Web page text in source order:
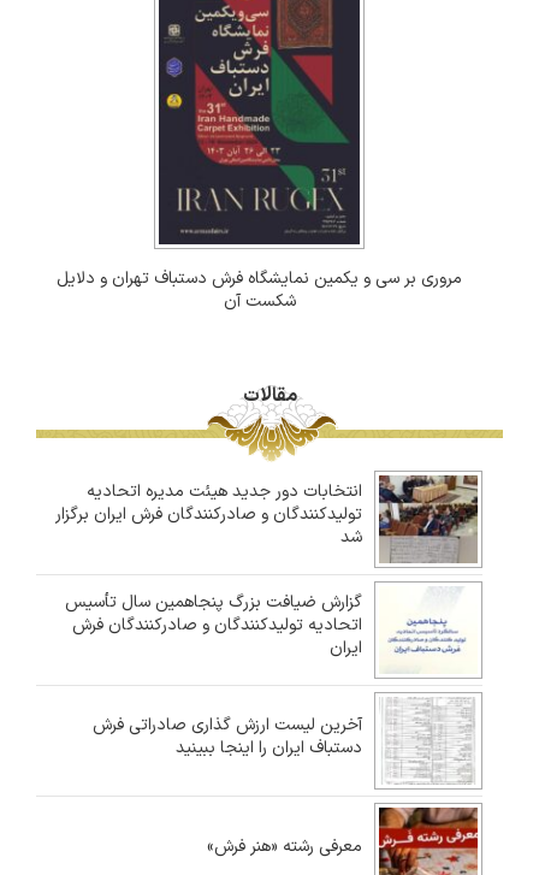
مروری بر سی و یکمین نمایشگاه فرش دستباف تهران و دلایل
شکست آن
مقالات
انتخابات دور جدید هیئت مدیره اتحادیه
تولیدکنندگان و صادرکنندگان فرش ایران برگزار
شد
گزارش ضیافت بزرگ پنجاهمین سال تأسیس
اتحادیه تولیدکنندگان و صادرکنندگان فرش
ایران
آخرین لیست ارزش گذاری صادراتی فرش
دستباف ایران را اینجا ببینید
معرفی رشته «هنر فرش»